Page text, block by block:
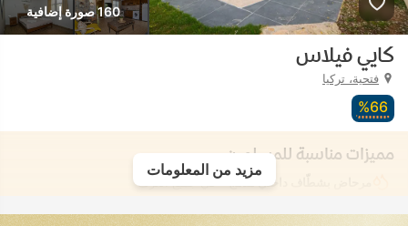
160 صورة إضافية
كايي فيلاس
فتحية، تركيا
66‏%
مميزات مناسبة للمسلمين
مرحاض بشطّاف داخلي مدمج • في جميع الغرف
مزيد من المعلومات